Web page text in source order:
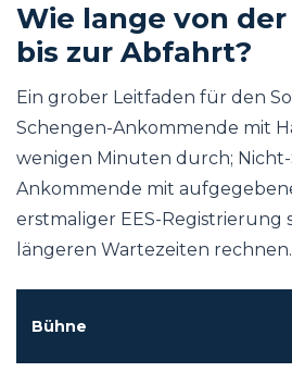
Wie lange von
bis zur Abfahrt?
Ein grober Leitfaden für den
Schengen-Ankommende mit
wenigen Minuten durch;
Ankommende mit
erstmaliger EES-
längeren Wartezeiten rechnen.
Bühne